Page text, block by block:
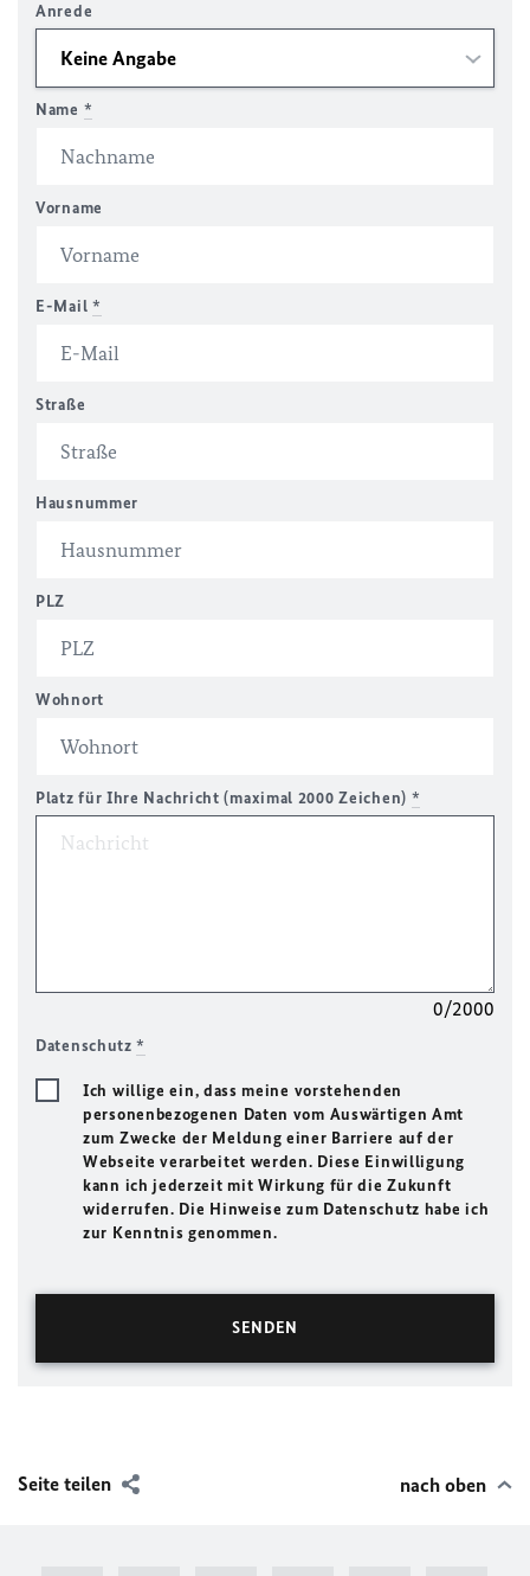
Anrede
Name *
Vorname
E-Mail *
Straße
Hausnummer
PLZ
Wohnort
Platz für Ihre Nachricht (maximal 2000 Zeichen) *
0/2000
Datenschutz*
Ich willige ein, dass meine vorstehenden
personenbezogenen Daten vom Auswärtigen Amt
zum Zwecke der Meldung einer Barriere auf der
Webseite verarbeitet werden. Diese Einwilligung
kann ich jederzeit mit Wirkung für die Zukunft
widerrufen. Die Hinweise zum Datenschutz habe ich
zur Kenntnis genommen.
Seite teilen nach oben